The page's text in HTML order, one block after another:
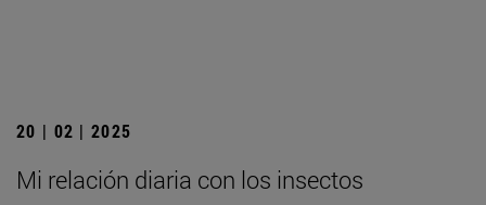
20 | 02 | 2025
Mi relación diaria con los insectos